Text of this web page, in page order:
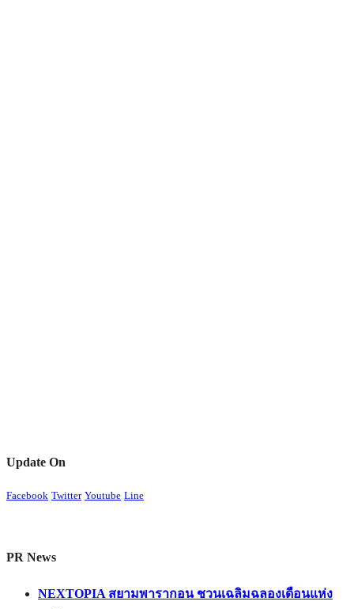
Update On
Facebook Twitter Youtube Line
PR News
NEXTOPIA สยามพารากอน ชวนเฉลิมฉลองเดือนแห่ง